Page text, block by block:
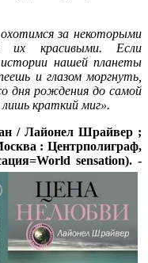
за некоторыми
красивыми. Если
истории нашей планеты
и глазом моргнуть,
дня рождения до самой
краткий миг».
/ Лайонел Шрайвер ;
: Центрполиграф,
sensation). -